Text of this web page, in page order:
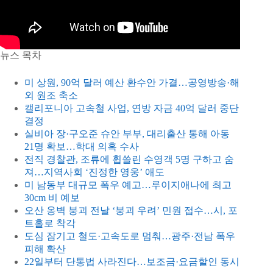
뉴스 목차
미 상원, 90억 달러 예산 환수안 가결…공영방송·해
외 원조 축소
캘리포니아 고속철 사업, 연방 자금 40억 달러 중단
결정
실비아 장·구오준 슈안 부부, 대리출산 통해 아동
21명 확보…학대 의혹 수사
전직 경찰관, 조류에 휩쓸린 수영객 5명 구하고 숨
져…지역사회 ‘진정한 영웅’ 애도
미 남동부 대규모 폭우 예고…루이지애나에 최고
30cm 비 예보
오산 옹벽 붕괴 전날 ‘붕괴 우려’ 민원 접수…시, 포
트홀로 착각
도심 잠기고 철도·고속도로 멈춰…광주·전남 폭우
피해 확산
22일부터 단통법 사라진다…보조금·요금할인 동시